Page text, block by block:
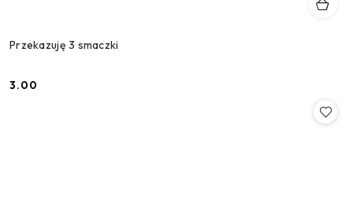
Przekazuję 3 smaczki
Cena:
3.00